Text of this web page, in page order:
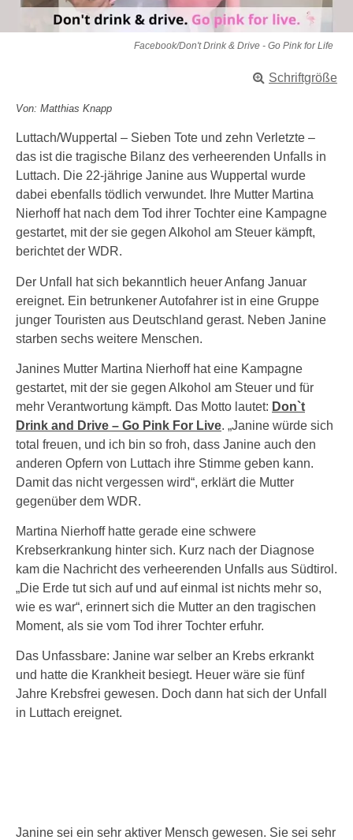
Facebook/Don't Drink & Drive - Go Pink for Life
Schriftgröße
Von: Matthias Knapp
Luttach/Wuppertal – Sieben Tote und zehn Verletzte –
das ist die tragische Bilanz des verheerenden Unfalls in
Luttach. Die 22-jährige Janine aus Wuppertal wurde
dabei ebenfalls tödlich verwundet. Ihre Mutter Martina
Nierhoff hat nach dem Tod ihrer Tochter eine Kampagne
gestartet, mit der sie gegen Alkohol am Steuer kämpft,
berichtet der WDR.
Der Unfall hat sich bekanntlich heuer Anfang Januar
ereignet. Ein betrunkener Autofahrer ist in eine Gruppe
junger Touristen aus Deutschland gerast. Neben Janine
starben sechs weitere Menschen.
Janines Mutter Martina Nierhoff hat eine Kampagne
gestartet, mit der sie gegen Alkohol am Steuer und für
mehr Verantwortung kämpft. Das Motto lautet: Don`t
Drink and Drive – Go Pink For Live. „Janine würde sich
total freuen, und ich bin so froh, dass Janine auch den
anderen Opfern von Luttach ihre Stimme geben kann.
Damit das nicht vergessen wird“, erklärt die Mutter
gegenüber dem WDR.
Martina Nierhoff hatte gerade eine schwere
Krebserkrankung hinter sich. Kurz nach der Diagnose
kam die Nachricht des verheerenden Unfalls aus Südtirol.
„Die Erde tut sich auf und auf einmal ist nichts mehr so,
wie es war“, erinnert sich die Mutter an den tragischen
Moment, als sie vom Tod ihrer Tochter erfuhr.
Das Unfassbare: Janine war selber an Krebs erkrankt
und hatte die Krankheit besiegt. Heuer wäre sie fünf
Jahre Krebsfrei gewesen. Doch dann hat sich der Unfall
in Luttach ereignet.
Janine sei ein sehr aktiver Mensch gewesen. Sie sei sehr